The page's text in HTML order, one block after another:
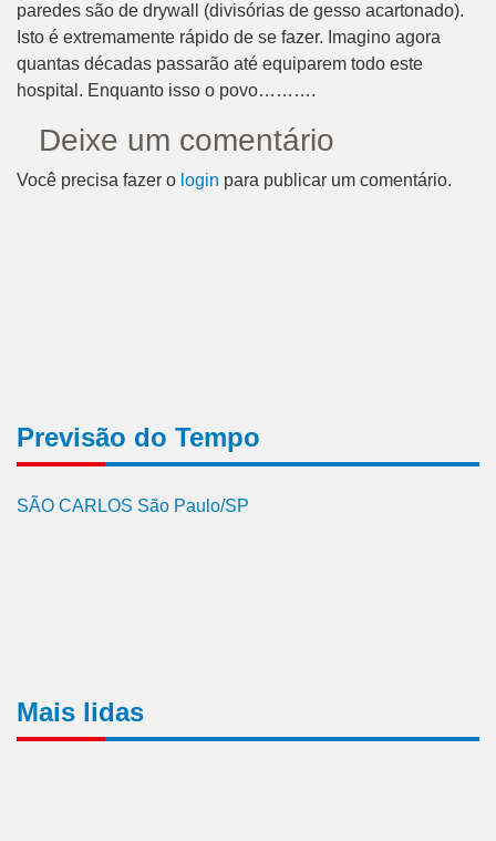
paredes são de drywall (divisórias de gesso acartonado).
Isto é extremamente rápido de se fazer. Imagino agora
quantas décadas passarão até equiparem todo este
hospital. Enquanto isso o povo……….
Deixe um comentário
Você precisa fazer o login para publicar um comentário.
Previsão do Tempo
SÃO CARLOS São Paulo/SP
Mais lidas